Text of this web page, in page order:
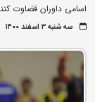
اسامی داوران قضاوت
سه شنبه ۳ اسفند ۱۴۰۰